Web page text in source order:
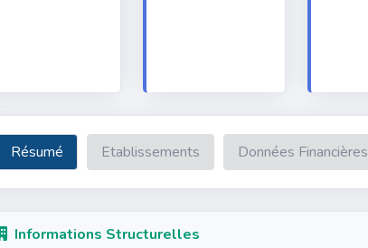
Résumé Etablissements Données Financières
Informations Structurelles